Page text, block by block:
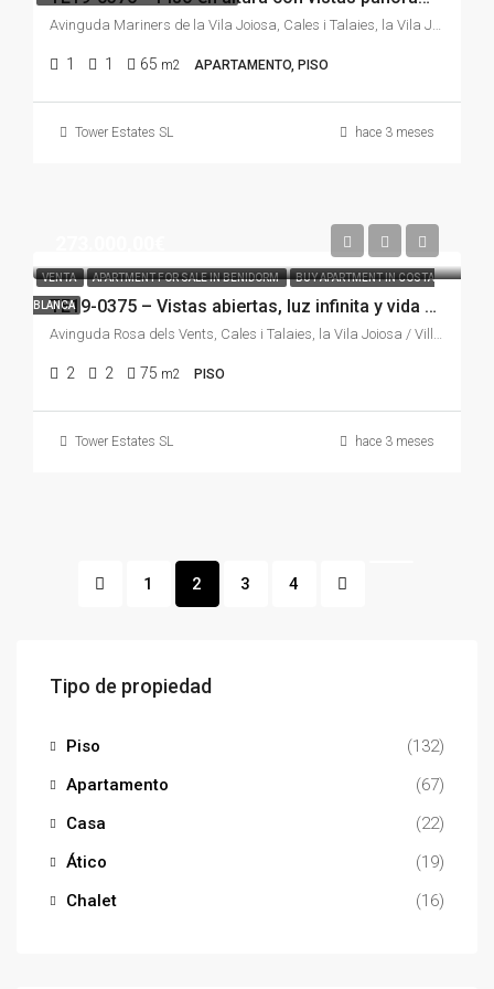
Avinguda Mariners de la Vila Joiosa, Cales i Talaies, la Vila Joiosa / Villajoyosa, la Marina Baixa, Alacant / Alicante, Comunitat Valenciana, 03509, España
1 1 65 m2 APARTAMENTO, PISO
Tower Estates SL hace 3 meses
VENTA APARTMENT FOR SALE IN BENIDORM BUY APARTMENT IN COSTA
BLANCA TE19-0375 – Vistas abiertas, luz infinita y vida mediterránea a 700 metros del mar en Cala de Villajoyosa
Avinguda Rosa dels Vents, Cales i Talaies, la Vila Joiosa / Villajoyosa, la Marina Baixa, Alacant / Alicante, Comunitat Valenciana, 03509, España
2 2 75 m2 PISO
Tower Estates SL hace 3 meses
1 2 3 4
Tipo de propiedad
Piso
(132)
Apartamento
(67)
Casa
(22)
Ático
(19)
Chalet
(16)